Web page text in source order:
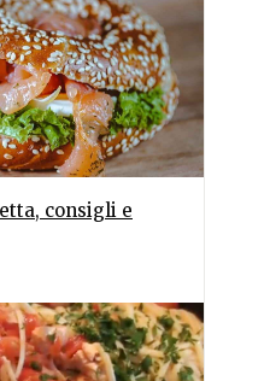
consigli e